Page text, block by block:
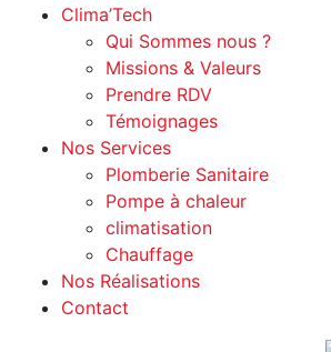
Clima’Tech
Qui Sommes nous ?
Missions & Valeurs
Prendre RDV
Témoignages
Nos Services
Plomberie Sanitaire
Pompe à chaleur
climatisation
Chauffage
Nos Réalisations
Contact